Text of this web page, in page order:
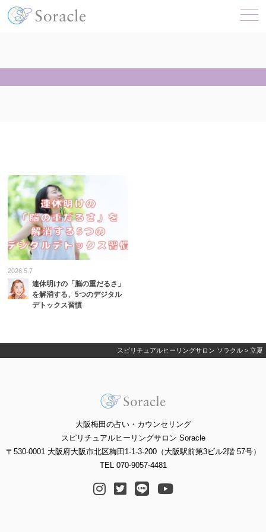
2026.5.7
連休明けの「脳の重だるさ」
を解消する、5つのデジタル
デトックス習慣
スピリチュアルヒーリングサロン ソラクル > 立夏
大阪梅田の占い・カウンセリング
スピリチュアルヒーリングサロン Soracle
〒530-0001 大阪府大阪市北区梅田1-1-3-200（大阪駅前第3ビル2階 57号）
TEL 070-9057-4481